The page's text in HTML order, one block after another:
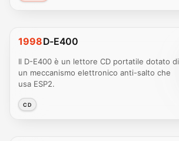
1998D-E400
Il D-E400 è un lettore CD portatile dotato di
un meccanismo elettronico anti-salto che
usa ESP2.
CD